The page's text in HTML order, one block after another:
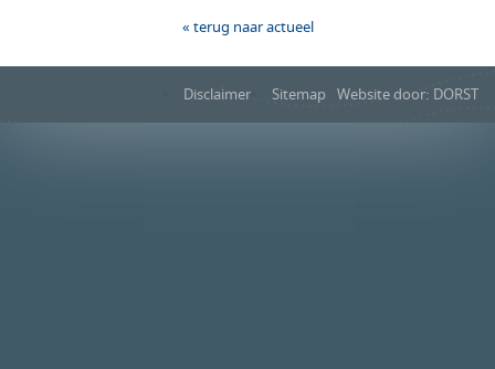
« terug naar actueel
Website door: DORST
Sitemap
Disclaimer